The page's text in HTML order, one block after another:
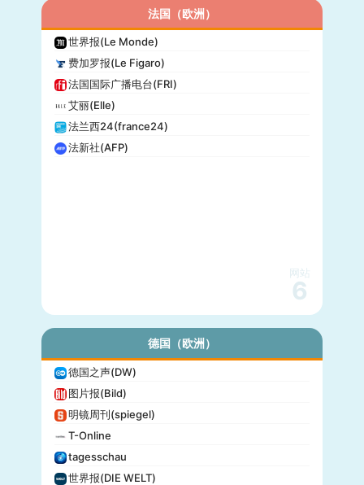
法国（欧洲）
世界报(Le Monde)
费加罗报(Le Figaro)
法国国际广播电台(FRI)
艾丽(Elle)
法兰西24(france24)
法新社(AFP)
网站
6
德国（欧洲）
德国之声(DW)
图片报(Bild)
明镜周刊(spiegel)
T-Online
tagesschau
世界报(DIE WELT)